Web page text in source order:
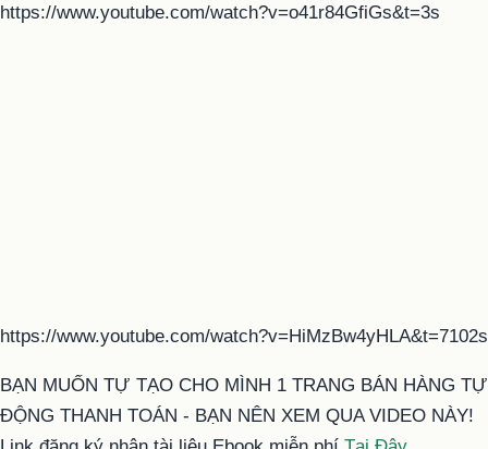
https://www.youtube.com/watch?v=o41r84GfiGs&t=3s
https://www.youtube.com/watch?v=HiMzBw4yHLA&t=7102s
BẠN MUỐN TỰ TẠO CHO MÌNH 1 TRANG BÁN HÀNG TỰ
ĐỘNG THANH TOÁN - BẠN NÊN XEM QUA VIDEO NÀY!